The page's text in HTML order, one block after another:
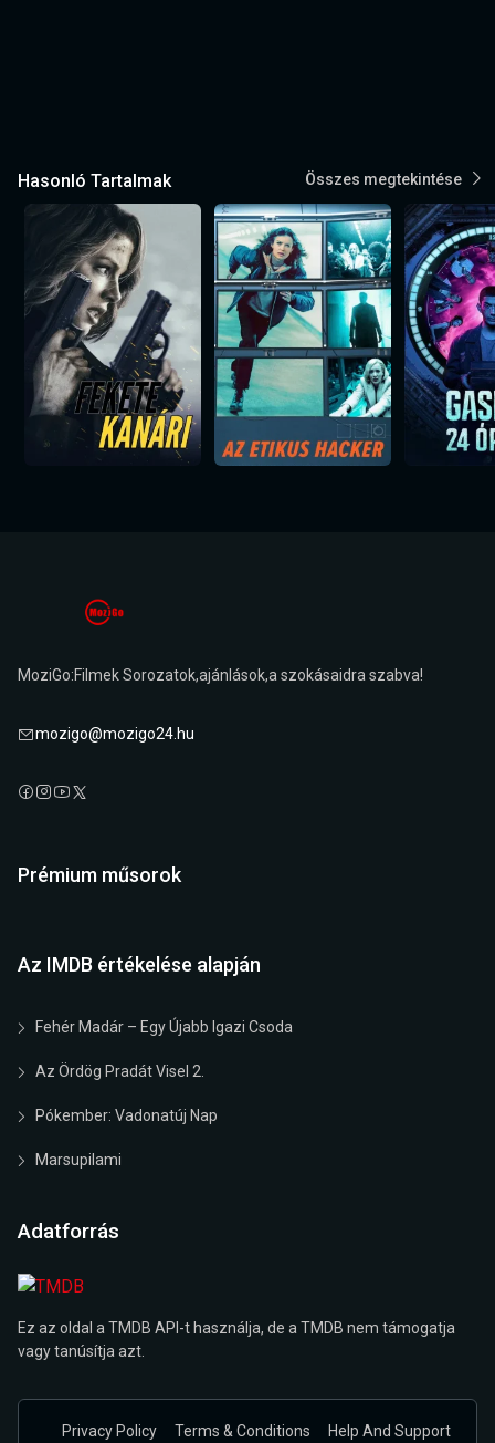
Hasonló Tartalmak Összes megtekintése
MoziGo:Filmek Sorozatok,ajánlások,a szokásaidra szabva!
mozigo@mozigo24.hu
Prémium műsorok
Az IMDB értékelése alapján
Fehér Madár – Egy Újabb Igazi Csoda
Az Ördög Pradát Visel 2.
Pókember: Vadonatúj Nap
Marsupilami
Adatforrás
Ez az oldal a TMDB API-t használja, de a TMDB nem támogatja
vagy tanúsítja azt.
Privacy Policy Terms & Conditions Help And Support